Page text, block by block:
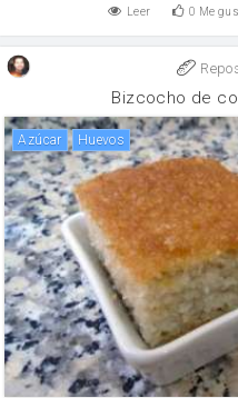
Leer 0 Me
Bizcocho de
Azúcar huevos